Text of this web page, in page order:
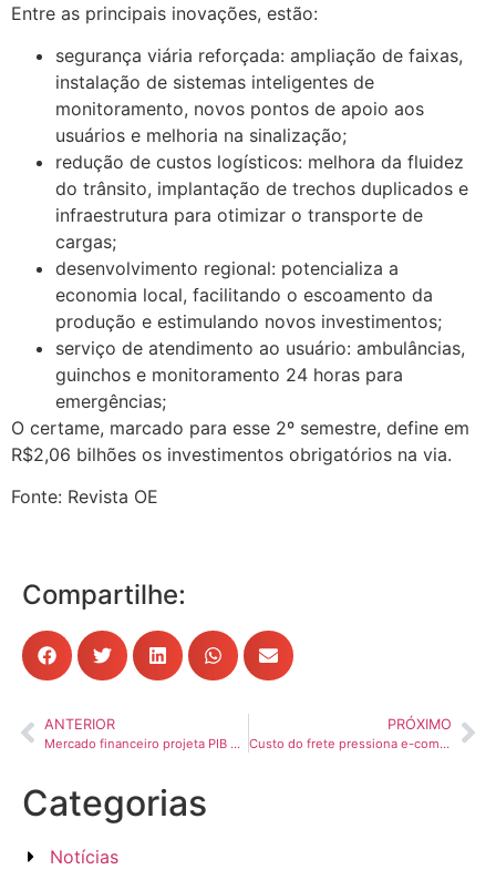
Entre as principais inovações, estão:
segurança viária reforçada: ampliação de faixas,
instalação de sistemas inteligentes de
monitoramento, novos pontos de apoio aos
usuários e melhoria na sinalização;
redução de custos logísticos: melhora da fluidez
do trânsito, implantação de trechos duplicados e
infraestrutura para otimizar o transporte de
cargas;
desenvolvimento regional: potencializa a
economia local, facilitando o escoamento da
produção e estimulando novos investimentos;
serviço de atendimento ao usuário: ambulâncias,
guinchos e monitoramento 24 horas para
emergências;
O certame, marcado para esse 2º semestre, define em
R$2,06 bilhões os investimentos obrigatórios na via.
Fonte: Revista OE
Compartilhe:
ANTERIOR
Mercado financeiro projeta PIB de 2,16% em 2025
PRÓXIMO
Custo do frete pressiona e-commerce e amplia gargalos logísticos, diz estudo
Categorias
Notícias